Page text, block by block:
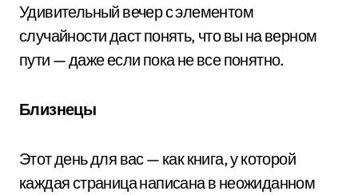
Удивительный вечер с элементом
случайности даст понять, что вы на верном
пути — даже если пока не все понятно.
Близнецы
Этот день для вас — как книга, у которой
каждая страница написана в неожиданном